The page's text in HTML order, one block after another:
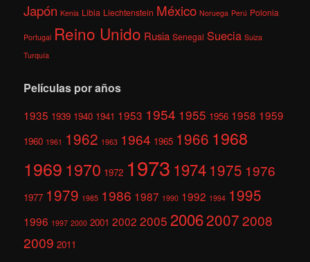
Japón Kenia Libia Liechtenstein México Noruega Perú Polonia
Portugal Reino Unido Rusia Senegal Suecia Suiza
Turquía
Películas por años
1935 1939 1940 1941 1953 1954 1955 1956 1958 1959
1960 1961 1962 1963 1964 1965 1966 1968
1969 1970 1972 1973 1974 1975 1976
1977 1979 1985 1986 1987 1990 1992 1994 1995
1996 1997 2000 2001 2002 2005 200620072008
2009 2011